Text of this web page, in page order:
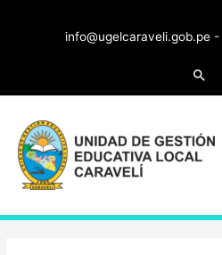
info@ugelcaraveli.gob.pe -